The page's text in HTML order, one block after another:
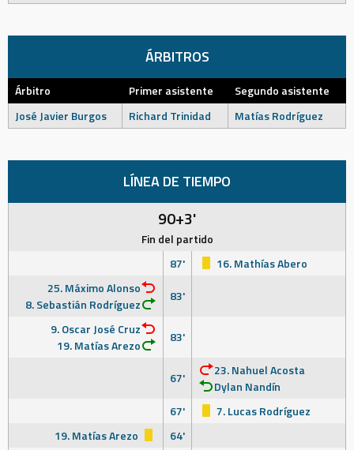
ÁRBITROS
Árbitro Primer asistente
Segundo asistente
José Javier Burgos
Richard Trinidad Matías Rodríguez
LÍNEA DE TIEMPO
90+3'
Fin del partido
87'
16. Mathías Abero
25. Máximo Alonso
8. Sebastián Rodríguez
83'
9. Oscar José Cruz
19. Matías Arezo
83'
67'
23. Nahuel Acosta
Dylan Nandín
67'
7. Lucas Rodríguez
19. Matías Arezo
64'